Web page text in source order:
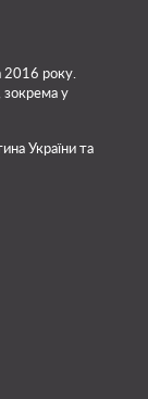
2016 року.
зокрема у
України та